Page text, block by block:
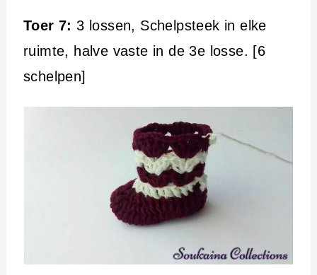
Toer 7: 3 lossen, Schelpsteek in elke
ruimte, halve vaste in de 3e losse. [6
schelpen]